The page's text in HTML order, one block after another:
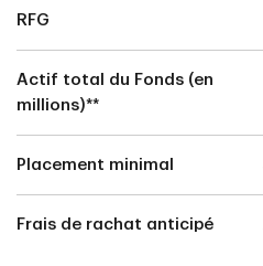
RFG
Actif total du Fonds (en
millions)**
Placement minimal
Frais de rachat anticipé